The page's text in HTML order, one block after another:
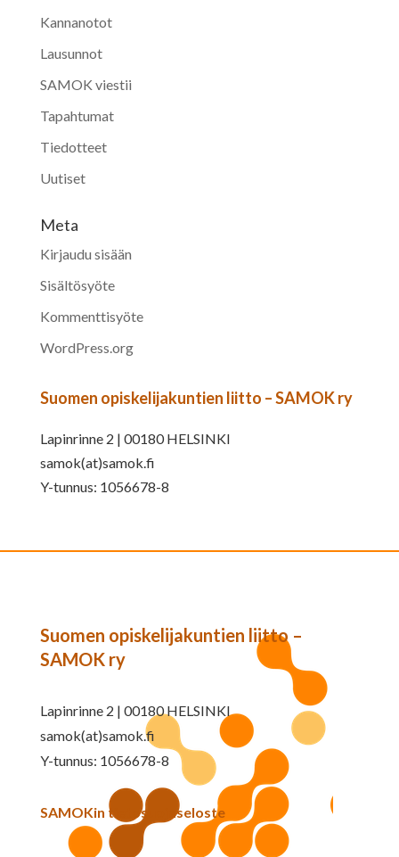
Kannanotot
Lausunnot
SAMOK viestii
Tapahtumat
Tiedotteet
Uutiset
Meta
Kirjaudu sisään
Sisältösyöte
Kommenttisyöte
WordPress.org
Suomen opiskelijakuntien liitto – SAMOK ry
Lapinrinne 2 | 00180 HELSINKI
samok(at)samok.fi
Y-tunnus: 1056678-8
Suomen opiskelijakuntien liitto –
SAMOK ry
Lapinrinne 2 | 00180 HELSINKI
samok(at)samok.fi
Y-tunnus: 1056678-8
SAMOKin tietosuojaseloste